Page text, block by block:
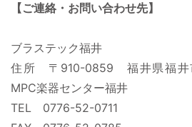
【ご連絡・お問い合わせ先】
ブラステック福井
住所 〒910-0859 福井県福井
MPC楽器センター福井
TEL 0776-52-0711